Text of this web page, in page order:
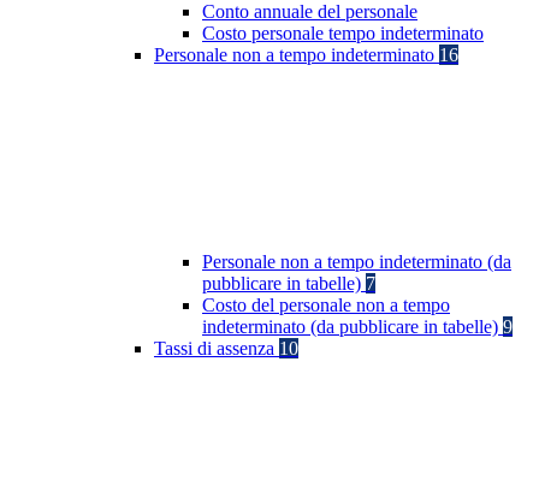
Conto annuale del personale
Costo personale tempo indeterminato
Personale non a tempo indeterminato 16
Personale non a tempo indeterminato (da
pubblicare in tabelle) 7
Costo del personale non a tempo
indeterminato (da pubblicare in tabelle) 9
Tassi di assenza 10